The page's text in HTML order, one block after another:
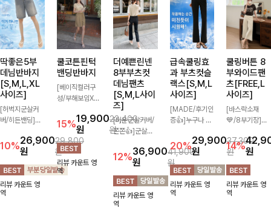
딱좋은5부
데님반바지
[S,M,L,XL
사이즈]
[허벅지군살커
버/히든밴딩]여
와이드핏과 부담
없는 5부 기장
으로 편안하게
즐기기 좋은 데
님 팬츠 ✨ 빈티
지한 워싱감이
10%26,900
원
29,800
원
리뷰 카운트 영
역
쿨코튼핀턱
밴딩반바지
[베이직컬러구
성/부해보임X]
지는 핏으로 편
안하면서도 멋스
럽게 입어지는
밴딩 반바지🤎
넉넉한 포켓 디
테일 더해져 데
15%19,900
원
23,400
원
리뷰 카운트 영
역
더예쁜린넨
8부부츠컷
데님팬츠
[S,M,L사이
즈]
[미운군살커버/
쫀쫀👍]군살을
부츠컷 핏에 발
목이 드러나는
8부 기장으로
다리를 슬림하고
길어보이게 만들
어주며 생지 소
12%36,900
원
41,900
원
리뷰 카운트 영
역
급속쿨링효
과 부츠컷슬
랙스[S,M,L
사이즈]
[MADE/후기인
증👍]누구나 갖
스:)베이직하지
만 부츠컷으로
이쁜 핏 연출은
물론,쫀쫀한 스
판끼로 하루종일
편안하게!
20%29,900
원
37,300
원
리뷰 카운트 영
역
쿨링버튼 8
부와이드팬
츠[FREE,L
사이즈]
[바스락소재
💙/8부기장]사
일이 은은한 포
인트가 되어주는
와이드 팬츠입니
다. 여유롭게 떨
어지는 실루엣과
가볍게 바스락거
14%원
리뷰 카운트 영
역